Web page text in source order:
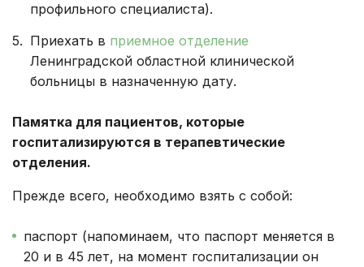
профильного специалиста).
Приехать в приемное отделение
Ленинградской областной клинической
больницы в назначенную дату.
Памятка для пациентов, которые
госпитализируются в терапевтические
отделения.
Прежде всего, необходимо взять с собой:
паспорт (напоминаем, что паспорт меняется в
20 и в 45 лет, на момент госпитализации он